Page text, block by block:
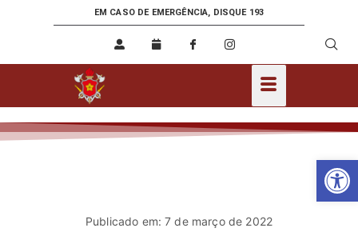
EM CASO DE EMERGÊNCIA, DISQUE 193
Publicado em: 7 de março de 2022